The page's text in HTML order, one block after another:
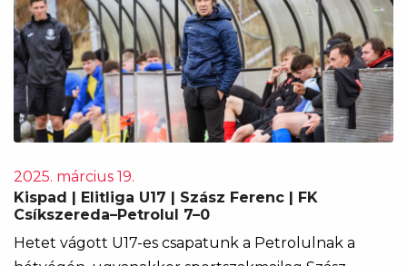
2025. március 19.
Kispad | Elitliga U17 | Szász Ferenc | FK
Csíkszereda–Petrolul 7–0
Hetet vágott U17-es csapatunk a Petrolulnak a